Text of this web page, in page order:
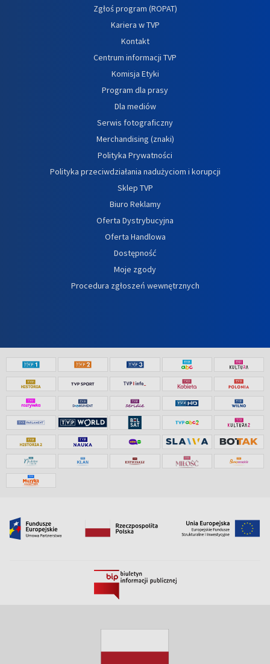
Zgłoś program (ROPAT)
Kariera w TVP
Kontakt
Centrum informacji TVP
Komisja Etyki
Program dla prasy
Dla mediów
Serwis fotograficzny
Merchandising (znaki)
Polityka Prywatności
Polityka przeciwdziałania nadużyciom i korupcji
Sklep TVP
Biuro Reklamy
Oferta Dystrybucyjna
Oferta Handlowa
Dostępność
Moje zgody
Procedura zgłoszeń wewnętrznych